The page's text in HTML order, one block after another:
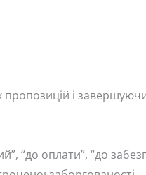
і
“до оплати”, “до